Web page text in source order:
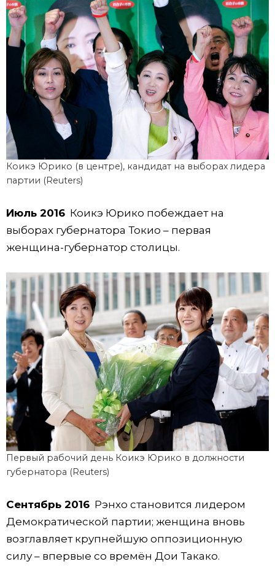
Коикэ Юрико (в центре), кандидат на выборах лидера
партии (Reuters)
Июль 2016Коикэ Юрико побеждает на
выборах губернатора Токио – первая
женщина-губернатор столицы.
Первый рабочий день Коикэ Юрико в должности
губернатора (Reuters)
Сентябрь 2016Рэнхо становится лидером
Демократической партии; женщина вновь
возглавляет крупнейшую оппозиционную
силу – впервые со времён Дои Такако.